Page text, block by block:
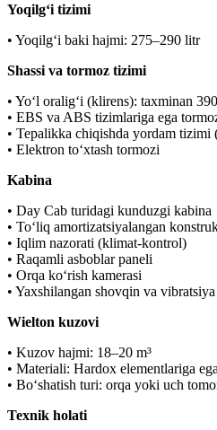
Yoqilg‘i tizimi
• Yoqilg‘i baki hajmi: 275–290 litr
Shassi va tormoz tizimi
• Yo‘l oralig‘i (klirens): taxminan
• EBS va ABS tizimlariga ega
• Tepalikka chiqishda yordam
• Elektron to‘xtash tormozi
Kabina
• Day Cab turidagi kunduzgi kabina
• To‘liq amortizatsiyalangan
• Iqlim nazorati (klimat-kontrol)
• Raqamli asboblar paneli
• Orqa ko‘rish kamerasi
• Yaxshilangan shovqin va
Wielton kuzovi
• Kuzov hajmi: 18–20 m³
• Materiali: Hardox elementlariga
• Bo‘shatish turi: orqa yoki uch
Texnik holati